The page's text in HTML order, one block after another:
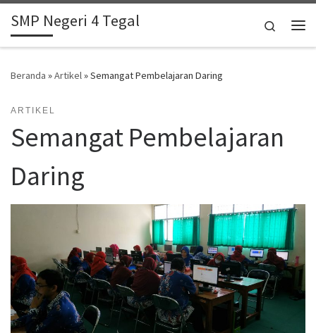
Skip to content
SMP Negeri 4 Tegal
Search
Beranda »Artikel»Semangat Pembelajaran Daring
ARTIKEL
Semangat Pembelajaran
Daring